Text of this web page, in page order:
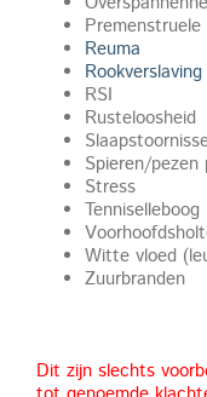
Reuma
Rookverslaving
RSI
Rusteloosheid
Spieren/pezen
Stress
Tenniselleboog
Witte vloed
Zuurbranden
Dit zijn slechts